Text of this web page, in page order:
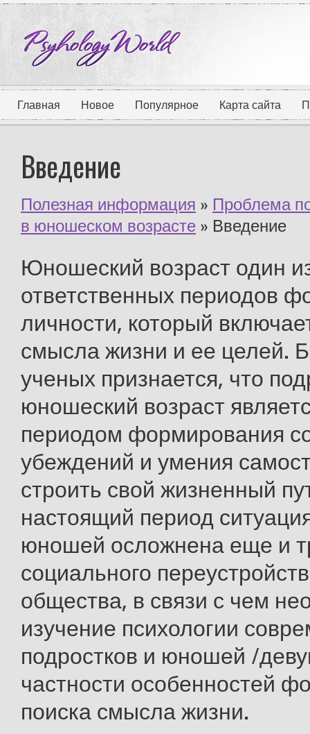
Главная Новое Популярное Карта сайта
Введение
Полезная информация » Проблема
в юношеском возрасте » Введение
Юношеский возраст один
ответственных периодов
личности, который
смысла жизни и ее целей.
ученых признается, что
юношеский возраст
периодом формирования
убеждений и умения
строить свой жизненный
настоящий период
юношей осложнена еще и
социального
общества, в связи с чем
изучение психологии
подростков и юношей /
частности особенностей
поиска смысла жизни.